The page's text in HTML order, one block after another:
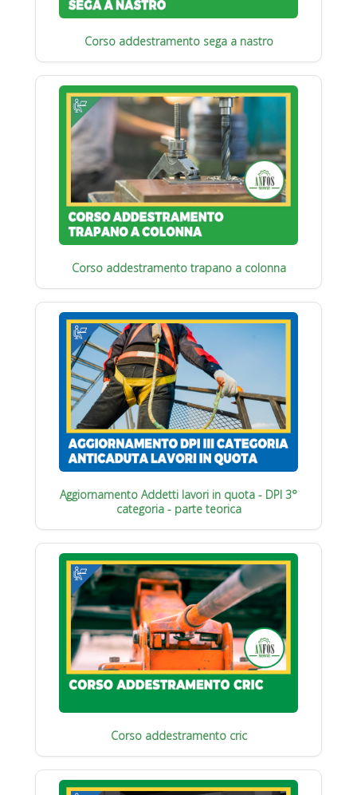
Corso addestramento sega a nastro
Corso addestramento trapano a colonna
Aggiornamento Addetti lavori in quota - DPI 3°
categoria - parte teorica
Corso addestramento cric